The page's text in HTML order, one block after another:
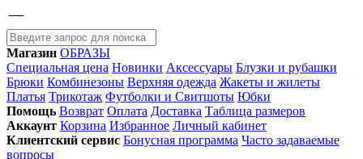
Магазин ОБРАЗЫ
Специальная цена Новинки Аксессуары Блузки и рубашки
Брюки Комбинезоны Верхняя одежда Жакеты и жилеты
Платья Трикотаж Футболки и Свитшоты Юбки
Помощь Возврат Оплата Доставка Таблица размеров
Аккаунт Корзина Избранное Личный кабинет
Клиентский сервис Бонусная программа Часто задаваемые
вопросы